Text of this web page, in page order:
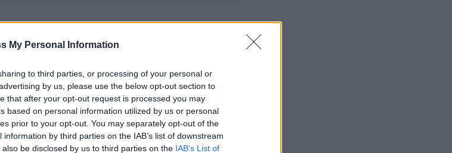
My Personal Information
to third parties, or processing of your personal or
by us, please use the below opt-out section to
that after your opt-out request is processed you may
based on personal information utilized by us or personal
prior to your opt-out. You may separately opt-out of the
by third parties on the IAB’s list of downstream
be disclosed by us to third parties on the IAB’s List of